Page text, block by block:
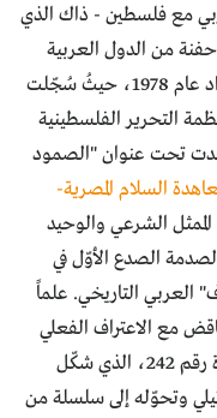
مع فلسطين - ذاك الذي
من الدول العربية
الملتزِمةِ مبادئ العروبة. تبدأ الرواية في بغداد عام 1978، حيثُ سُجّلت
التحرير الفلسطينية
تحت عنوان "الصمود
السلام المصرية-
الشرعي والوحيد
الصدع الأوّل في
العربي التاريخي. علماً
مع الاعتراف الفعلي
بها بحكم القبول العربي بقرار الأمم المتحدة رقم 242، الذي شكّل
وتحوّله إلى سلسلة من